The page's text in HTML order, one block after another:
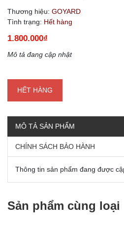
Thương hiệu: GOYARD
Tình trạng: Hết hàng
1.800.000₫
Mô tả đang cập nhật
HẾT HÀNG
MÔ TẢ SẢN PHẨM
CHÍNH SÁCH BẢO HÀNH
Thông tin sản phẩm đang được
Sản phẩm cùng loại